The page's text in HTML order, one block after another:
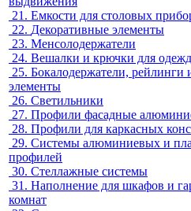
21. Емкости для столовых
22. Декоративные элементы
23. Менсолодержатели
24. Вешалки и крючки для
25. Бокалодержатели, рейлинги
элементы
26. Светильники
27. Профили фасадные
28. Профили для каркасных
29. Системы алюминиевых и
профилей
30. Стеллажные системы
31. Наполнение для шкафов и
комнат